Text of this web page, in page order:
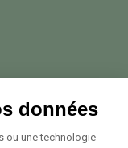
données
ou une technologie